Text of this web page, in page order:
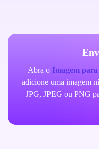
Abra o Imagem
adicione uma imagem
JPG, JPEG ou PNG